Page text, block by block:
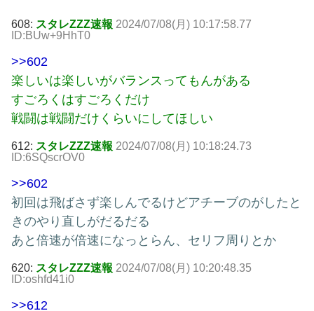
608: スタレZZZ速報 2024/07/08(月) 10:17:58.77
ID:BUw+9HhT0
>>602
楽しいは楽しいがバランスってもんがある
すごろくはすごろくだけ
戦闘は戦闘だけくらいにしてほしい
612: スタレZZZ速報 2024/07/08(月) 10:18:24.73
ID:6SQscrOV0
>>602
初回は飛ばさず楽しんでるけどアチーブのがしたと
きのやり直しがだるだる
あと倍速が倍速になっとらん、セリフ周りとか
620: スタレZZZ速報 2024/07/08(月) 10:20:48.35
ID:oshfd41i0
>>612